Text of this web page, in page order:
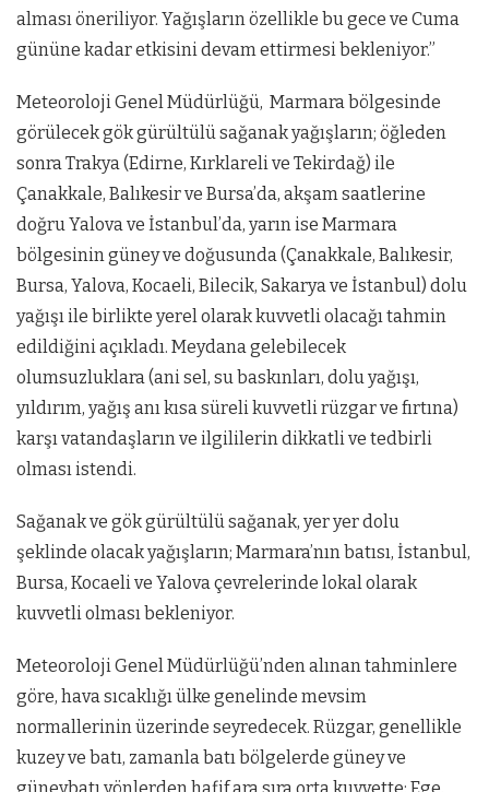
alması öneriliyor. Yağışların özellikle bu gece ve Cuma
gününe kadar etkisini devam ettirmesi bekleniyor.”
Meteoroloji Genel Müdürlüğü, Marmara bölgesinde
görülecek gök gürültülü sağanak yağışların; öğleden
sonra Trakya (Edirne, Kırklareli ve Tekirdağ) ile
Çanakkale, Balıkesir ve Bursa’da, akşam saatlerine
doğru Yalova ve İstanbul’da, yarın ise Marmara
bölgesinin güney ve doğusunda (Çanakkale, Balıkesir,
Bursa, Yalova, Kocaeli, Bilecik, Sakarya ve İstanbul) dolu
yağışı ile birlikte yerel olarak kuvvetli olacağı tahmin
edildiğini açıkladı. Meydana gelebilecek
olumsuzluklara (ani sel, su baskınları, dolu yağışı,
yıldırım, yağış anı kısa süreli kuvvetli rüzgar ve fırtına)
karşı vatandaşların ve ilgililerin dikkatli ve tedbirli
olması istendi.
Sağanak ve gök gürültülü sağanak, yer yer dolu
şeklinde olacak yağışların; Marmara’nın batısı, İstanbul,
Bursa, Kocaeli ve Yalova çevrelerinde lokal olarak
kuvvetli olması bekleniyor.
Meteoroloji Genel Müdürlüğü’nden alınan tahminlere
göre, hava sıcaklığı ülke genelinde mevsim
normallerinin üzerinde seyredecek. Rüzgar, genellikle
kuzey ve batı, zamanla batı bölgelerde güney ve
güneybatı yönlerden hafif ara sıra orta kuvvette; Ege,